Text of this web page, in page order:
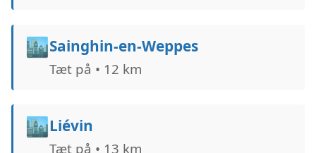
🏙️Sainghin-en-Weppes
Tæt på • 12 km
🏙️Liévin
Tæt på • 13 km